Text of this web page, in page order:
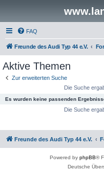
FAQ
Freunde des Audi Typ 44 e.V.
Aktive Themen
Zur erweiterten Suche
Die Suche
Es wurden keine passenden
Die Suche
Freunde des Audi Typ 44 e.V.
Powered by phpBB®
Deutsche